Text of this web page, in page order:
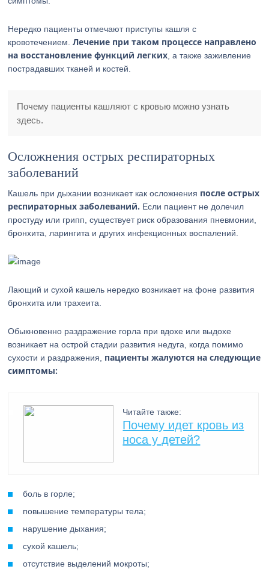
Нередко пациенты отмечают приступы кашля с
кровотечением.Лечение при таком процессе направлено
на восстановление функций легких , а также заживление
пострадавших тканей и костей.
Почему пациенты кашляют с кровью можно узнать
здесь.
Осложнения острых респираторных
заболеваний
Кашель при дыхании возникает как осложнения после острых
респираторных заболеваний. Если пациент не долечил
простуду или грипп, существует риск образования пневмонии,
бронхита, ларингита и других инфекционных воспалений.
Лающий и сухой кашель нередко возникает на фоне развития
бронхита или трахеита.
Обыкновенно раздражение горла при вдохе или выдохе
возникает на острой стадии развития недуга, когда помимо
сухости и раздражения, пациенты жалуются на следующие
симптомы:
Читайте также:
Почему идет кровь из
носа у детей?
боль в горле;
повышение температуры тела;
нарушение дыхания;
сухой кашель;
отсутствие выделений мокроты;